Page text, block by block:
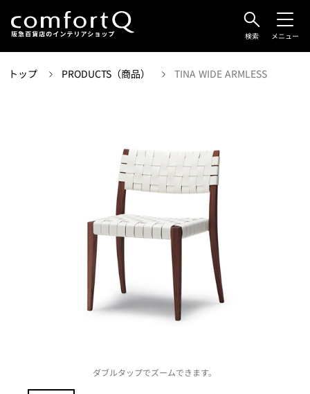
検索 メニュー
トップ PRODUCTS（商品） TINA WIDE ARMLESS
ダブルタップでズームできます。